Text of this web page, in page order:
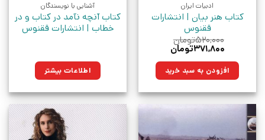
ادبیات ایران
کتاب هنر بیان | انتشارات
ققنوس
۵۲۰,۰۰۰تومان
قیمت
۵۲۰,۰۰۰تومان
بود.
۳۷۱,۸۰۰تومان
۳۷۱,۸۰۰تومان.افزودن به سبد خرید
آشنایی با نویسندگان
کتاب آنچه نآمد در کتاب و در
خطاب | انتشارات ققنوس
اطلاعات بیشتر